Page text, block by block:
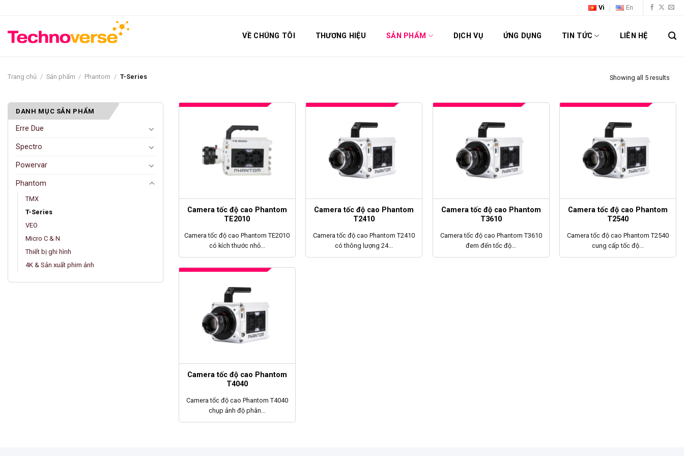
nội
dung
Vi En
VỀ CHÚNG TÔI THƯƠNG HIỆU SẢN PHẨM DỊCH VỤ ỨNG DỤNG TIN TỨC LIÊN HỆ
Trang chủ / Sản phẩm / Phantom / T-Series Showing all 5 results
DANH MỤC SẢN PHẨM
Erre Due
Spectro
Powervar
Phantom
TMX
T-Series
VEO
Micro C & N
Thiết bị ghi hình
4K & Sản xuất phim ảnh
Camera tốc độ cao Phantom
TE2010
Camera tốc độ cao Phantom TE2010
có kích thước nhỏ...
Camera tốc độ cao Phantom
T2410
Camera tốc độ cao Phantom T2410
có thông lượng 24...
Camera tốc độ cao Phantom
T3610
Camera tốc độ cao Phantom T3610
đem đến tốc độ...
Camera tốc độ cao Phantom
T2540
Camera tốc độ cao Phantom T2540
cung cấp tốc độ...
Camera tốc độ cao Phantom
T4040
Camera tốc độ cao Phantom T4040
chụp ảnh độ phân...